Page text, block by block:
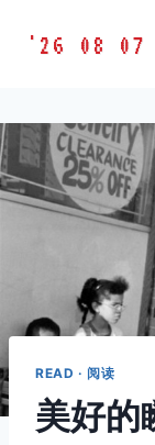
胶
味
道
LETSFILM
'26 08 07
READ · 阅读
美好的